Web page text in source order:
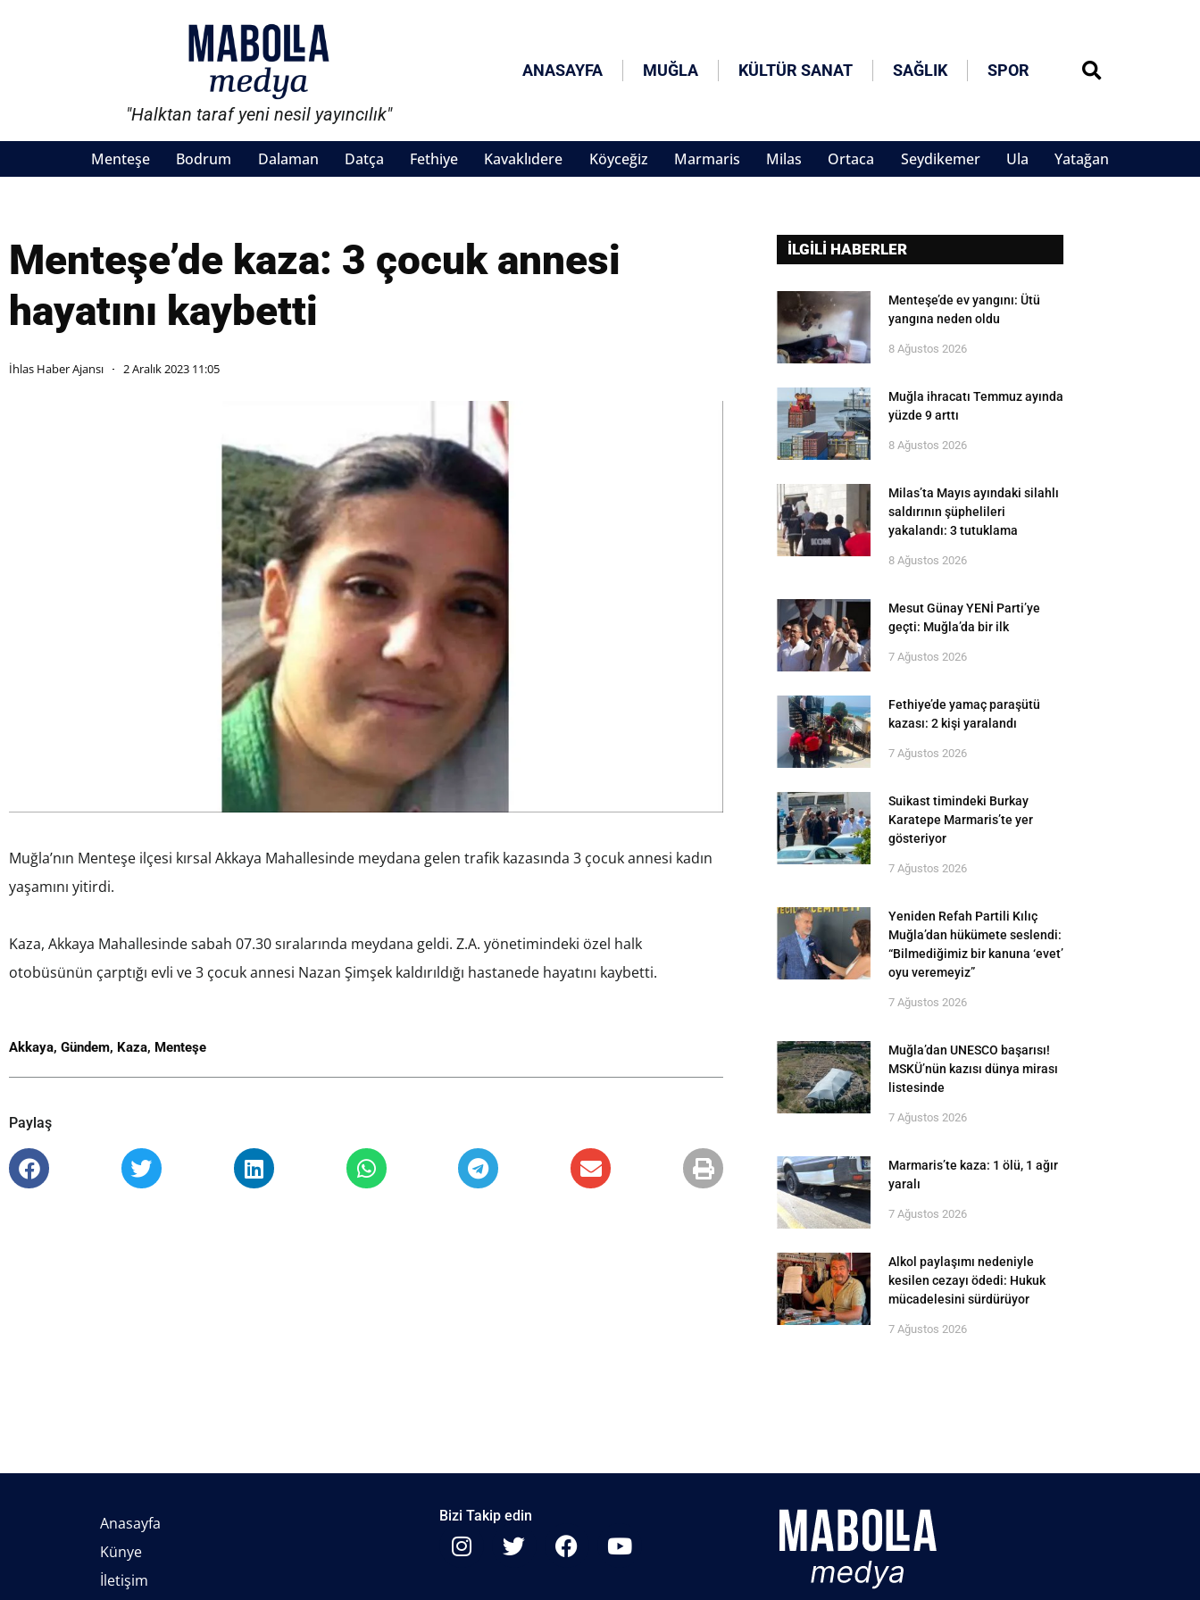
"Halktan taraf yeni nesil yayıncılık"
ANASAYFA MUĞLA KÜLTÜR SANAT SAĞLIK SPOR
Menteşe Bodrum Dalaman Datça Fethiye Kavaklıdere Köyceğiz Marmaris Milas Ortaca Seydikemer Ula Yatağan
Menteşe’de kaza: 3 çocuk annesi
hayatını kaybetti
İhlas Haber Ajansı 2 Aralık 2023 11:05
Muğla’nın Menteşe ilçesi kırsal Akkaya Mahallesinde meydana gelen trafik kazasında 3 çocuk annesi kadın
yaşamını yitirdi.
Kaza, Akkaya Mahallesinde sabah 07.30 sıralarında meydana geldi. Z.A. yönetimindeki özel halk
otobüsünün çarptığı evli ve 3 çocuk annesi Nazan Şimşek kaldırıldığı hastanede hayatını kaybetti.
Akkaya, Gündem, Kaza, Menteşe
Paylaş
İLGİLİ HABERLER
Menteşe’de ev yangını: Ütü
yangına neden oldu
8 Ağustos 2026
Muğla ihracatı Temmuz ayında
yüzde 9 arttı
8 Ağustos 2026
Milas’ta Mayıs ayındaki silahlı
saldırının şüphelileri
yakalandı: 3 tutuklama
8 Ağustos 2026
Mesut Günay YENİ Parti’ye
geçti: Muğla’da bir ilk
7 Ağustos 2026
Fethiye’de yamaç paraşütü
kazası: 2 kişi yaralandı
7 Ağustos 2026
Suikast timindeki Burkay
Karatepe Marmaris’te yer
gösteriyor
7 Ağustos 2026
Yeniden Refah Partili Kılıç
Muğla’dan hükümete seslendi:
“Bilmediğimiz bir kanuna ‘evet’
oyu veremeyiz”
7 Ağustos 2026
Muğla’dan UNESCO başarısı!
MSKÜ’nün kazısı dünya mirası
listesinde
7 Ağustos 2026
Marmaris’te kaza: 1 ölü, 1 ağır
yaralı
7 Ağustos 2026
Alkol paylaşımı nedeniyle
kesilen cezayı ödedi: Hukuk
mücadelesini sürdürüyor
7 Ağustos 2026
Anasayfa
Künye
İletişim
Bizi Takip edin